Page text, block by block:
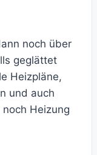
noch über
geglättet
Heizpläne,
und auch
Heizung